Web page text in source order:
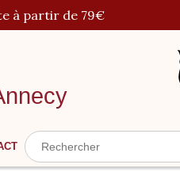
à partir de 79€